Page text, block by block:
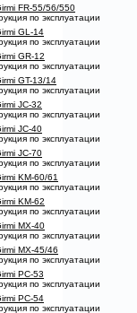
FR-55/56/550
по эксплуатации
GL-14
по эксплуатации
GR-12
по эксплуатации
GT-13/14
по эксплуатации
JC-32
по эксплуатации
JC-40
по эксплуатации
JC-70
по эксплуатации
KM-60/61
по эксплуатации
KM-62
по эксплуатации
MX-40
по эксплуатации
MX-45/46
по эксплуатации
PC-53
по эксплуатации
PC-54
по эксплуатации